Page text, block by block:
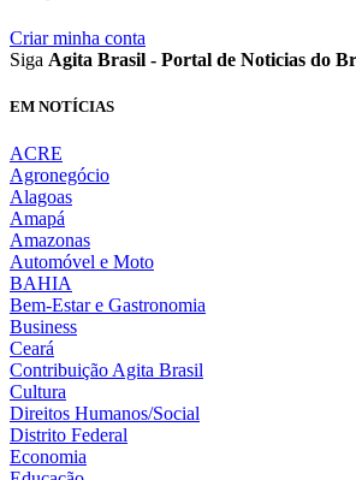
Criar minha conta
Siga Agita Brasil - Portal de Noticias do
EM NOTÍCIAS
ACRE
Agronegócio
Alagoas
Amapá
Amazonas
Automóvel e Moto
BAHIA
Bem-Estar e Gastronomia
Business
Ceará
Contribuição Agita Brasil
Cultura
Direitos Humanos/Social
Distrito Federal
Economia